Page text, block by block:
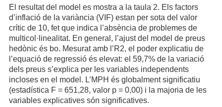
El resultat del model es mostra a la taula 2. Els factors
d’inflació de la variància (VIF) estan per sota del valor
crític de 10, fet que indica l’absència de problemes de
multicol·linealitat. En general, l’ajust del model de preus
hedònic és bo. Mesurat amb l’R2, el poder explicatiu de
l’equació de regressió és elevat: el 59,7% de la variació
dels preus s’explica per les variables independents
incloses en el model. L’MPH és globalment significatiu
(estadística F = 651,28, valor p = 0,00) i la majoria de les
variables explicatives són significatives.